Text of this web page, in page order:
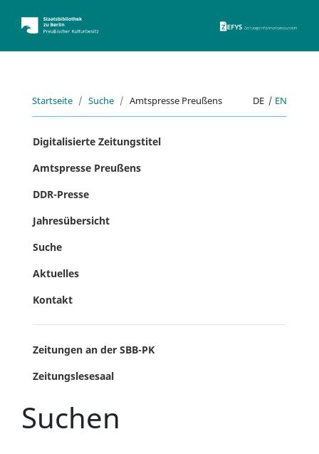
Startseite Suche Amtspresse Preußens DE | EN
Digitalisierte Zeitungstitel
Amtspresse Preußens
DDR-Presse
Jahresübersicht
Suche
Aktuelles
Kontakt
Zeitungen an der SBB-PK
Zeitungslesesaal
Suchen